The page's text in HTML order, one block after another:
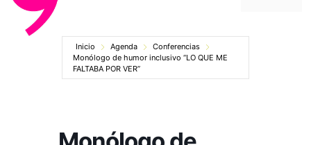
Inicio Agenda
Conferencias
Monólogo de humor inclusivo “LO QUE ME
FALTABA POR VER”